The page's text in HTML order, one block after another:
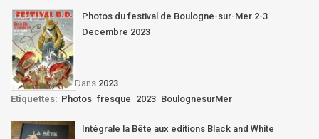
Photos du festival de Boulogne-sur-Mer 2-3
Decembre 2023
Dans 2023
Etiquettes: Photos fresque 2023 BoulognesurMer
Intégrale la Bête aux editions Black and White